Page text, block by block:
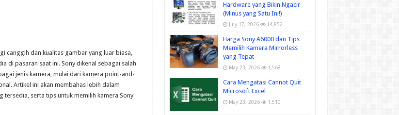
canggih dan kualitas gambar yang luar biasa,
di pasaran saat ini. Sony dikenal sebagai salah
jenis kamera, mulai dari kamera point-and-
Artikel ini akan membahas lebih dalam
serta tips untuk memilih kamera Sony
Hardware yang Bikin Ngacir
(Minus yang Satu Ini!)
July 17, 2026 14,852
Harga Sony A6000 dan Tips
Memilih Kamera Mirrorless
yang Tepat
May 23, 2026 1,568
Cara Mengatasi Cannot Quit
Microsoft Excel
May 23, 2026 1,510